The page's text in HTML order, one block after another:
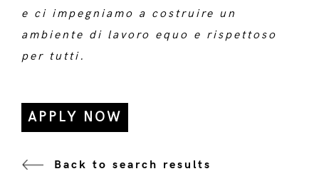
e ci impegniamo a costruire un
ambiente di lavoro equo e rispettoso
per tutti.
Back to search results
APPLY NOW